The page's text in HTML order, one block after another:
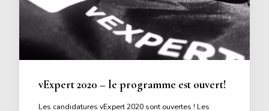
vExpert 2020 – le programme est ouvert!
Les candidatures vExpert 2020 sont ouvertes ! Les